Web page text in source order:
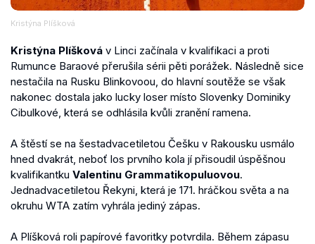
Kristýna Plíšková
Kristýna Plíšková v Linci začínala v kvalifikaci a proti
Rumunce Baraové přerušila sérii pěti porážek. Následně sice
nestačila na Rusku Blinkovoou, do hlavní soutěže se však
nakonec dostala jako lucky loser místo Slovenky Dominiky
Cibulkové, která se odhlásila kvůli zranění ramena.
A štěstí se na šestadvacetiletou Češku v Rakousku usmálo
hned dvakrát, neboť los prvního kola jí přisoudil úspěšnou
kvalifikantku Valentinu Grammatikopuluovou.
Jednadvacetiletou Řekyni, která je 171. hráčkou světa a na
okruhu WTA zatím vyhrála jediný zápas.
A Plíšková roli papírové favoritky potvrdila. Během zápasu